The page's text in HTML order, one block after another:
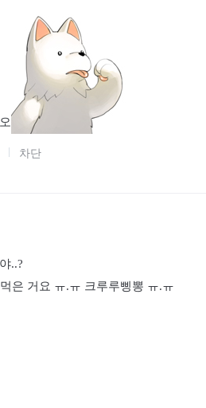
차단
..?
은 거요 ㅠ.ㅠ 크루루삥뽕 ㅠ.ㅠ